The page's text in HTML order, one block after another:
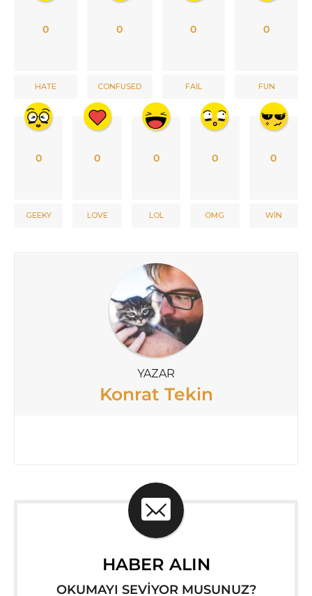
0
HATE
0
CONFUSED
0
FAIL
0
FUN
0
GEEKY
0
LOVE
0
LOL
0
OMG
0
WIN
YAZAR
Konrat Tekin
HABER ALIN
OKUMAYI SEVİYOR MUSUNUZ?